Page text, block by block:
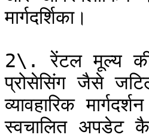
मार्गदर्शिका।
2\. रेंटल मूल्य की
प्रोसेसिंग जैसे
व्यावहारिक
स्वचालित अपडेट